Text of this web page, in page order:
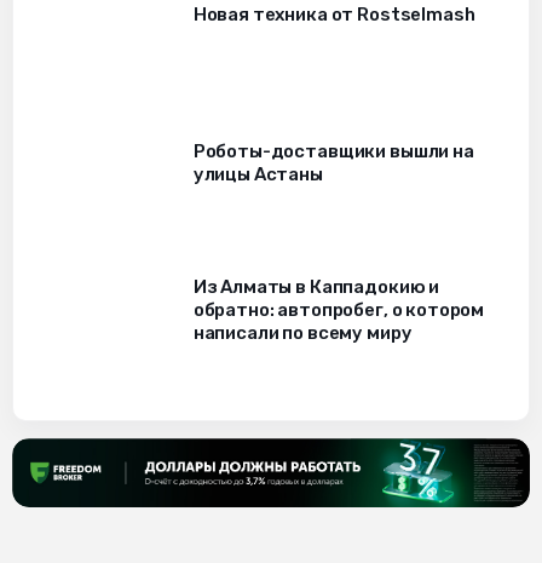
Новая техника от Rostselmash
Роботы-доставщики вышли на
улицы Астаны
Из Алматы в Каппадокию и
обратно: автопробег, о котором
написали по всему миру